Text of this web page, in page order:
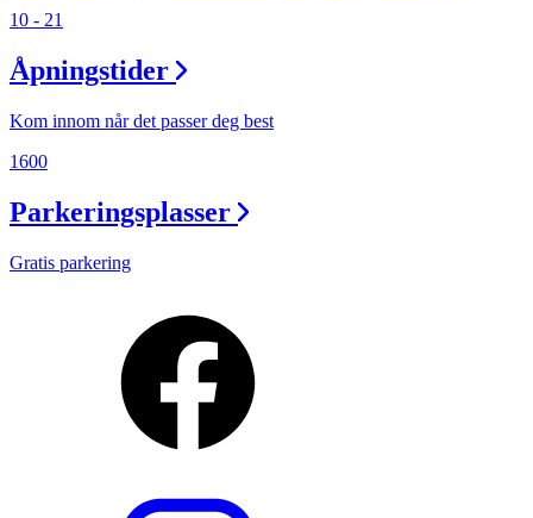
10 - 21
Åpningstider
Kom innom når det passer deg best
1600
Parkeringsplasser
Gratis parkering